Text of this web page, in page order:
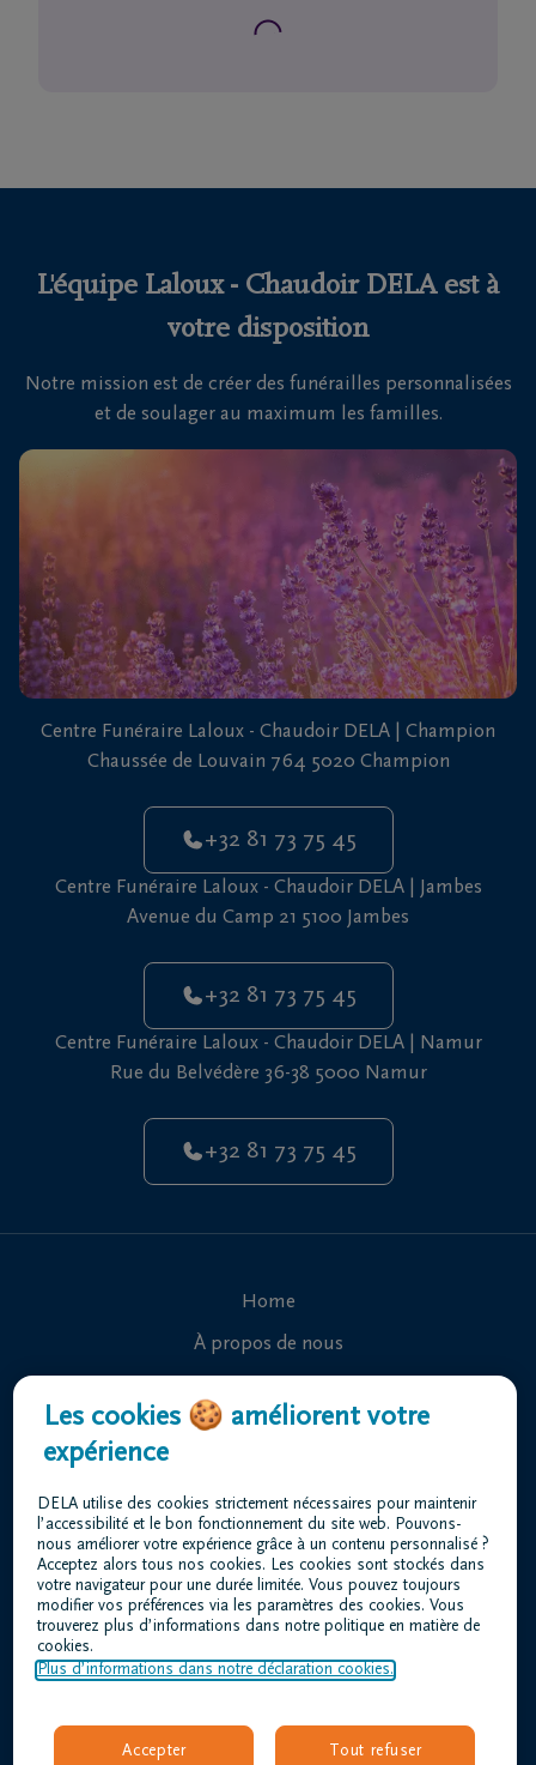
décès
centres
funéraires
posées
Nous
sommes
là pour
24h/24
75
L'équipe Laloux - Chaudoir DELA est à
votre disposition
Notre mission est de créer des funérailles personnalisées
et de soulager au maximum les familles.
Centre Funéraire Laloux - Chaudoir DELA | Champion
Chaussée de Louvain 764 5020 Champion
+32 81 73 75 45
Centre Funéraire Laloux - Chaudoir DELA | Jambes
Avenue du Camp 21 5100 Jambes
+32 81 73 75 45
Centre Funéraire Laloux - Chaudoir DELA | Namur
Rue du Belvédère 36-38 5000 Namur
+32 81 73 75 45
Home
À propos de nous
Organiser des funérailles
Nos centres funéraires
Questions fréquemment posées
Conditions d'utilisation
Déclaration relative à la vie privée
Déclaration d’accessibilité
Les cookies 🍪 améliorent votre
expérience
DELA utilise des cookies strictement nécessaires pour maintenir
l’accessibilité et le bon fonctionnement du site web. Pouvons-
nous améliorer votre expérience grâce à un contenu personnalisé ?
Acceptez alors tous nos cookies. Les cookies sont stockés dans
votre navigateur pour une durée limitée. Vous pouvez toujours
modifier vos préférences via les paramètres des cookies. Vous
trouverez plus d’informations dans notre politique en matière de
cookies.
Plus d’informations dans notre déclaration cookies.
Accepter Tout refuser